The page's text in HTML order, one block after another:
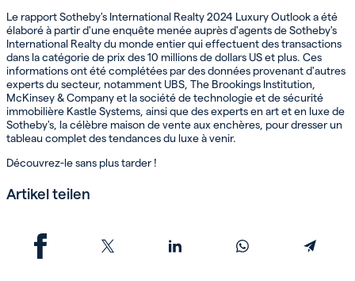
Le rapport Sotheby's International Realty 2024 Luxury Outlook a été
élaboré à partir d'une enquête menée auprès d'agents de Sotheby's
International Realty du monde entier qui effectuent des transactions
dans la catégorie de prix des 10 millions de dollars US et plus. Ces
informations ont été complétées par des données provenant d'autres
experts du secteur, notamment UBS, The Brookings Institution,
McKinsey & Company et la société de technologie et de sécurité
immobilière Kastle Systems, ainsi que des experts en art et en luxe de
Sotheby's, la célèbre maison de vente aux enchères, pour dresser un
tableau complet des tendances du luxe à venir.
Découvrez-le sans plus tarder !
Artikel teilen